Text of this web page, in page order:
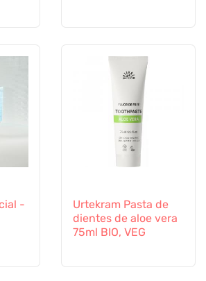
-
Urtekram Pasta de
dientes de aloe vera
75ml BIO, VEG